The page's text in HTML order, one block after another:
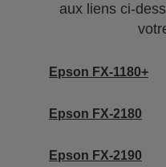
aux liens ci-
Epson FX-1180+
Epson FX-2180
Epson FX-2190